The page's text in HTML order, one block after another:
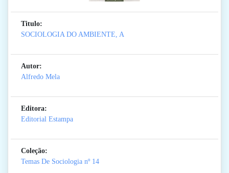
Titulo:
SOCIOLOGIA DO AMBIENTE, A
Autor:
Alfredo Mela
Editora:
Editorial Estampa
Coleção:
Temas De Sociologia nº 14